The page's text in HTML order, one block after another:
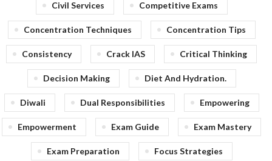
Civil Services Competitive Exams
Concentration Techniques Concentration Tips
Consistency Crack IAS Critical Thinking
Decision Making Diet And Hydration.
Diwali Dual Responsibilities Empowering
Empowerment Exam Guide Exam Mastery
Exam Preparation Focus Strategies